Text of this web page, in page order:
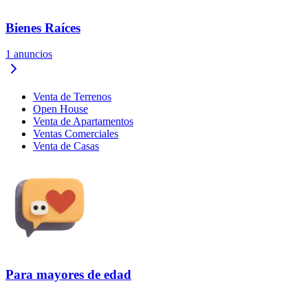
Bienes Raíces
1 anuncios
Venta de Terrenos
Open House
Venta de Apartamentos
Ventas Comerciales
Venta de Casas
Para mayores de edad